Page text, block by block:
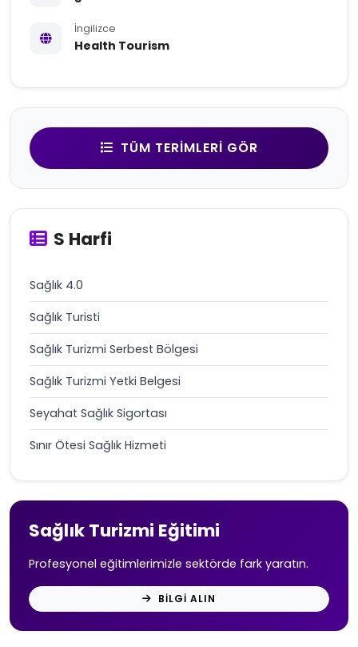
İngilizce
Health Tourism
TÜM TERIMLERI GÖR
S Harfi
Sağlık 4.0
Sağlık Turisti
Sağlık Turizmi Serbest Bölgesi
Sağlık Turizmi Yetki Belgesi
Seyahat Sağlık Sigortası
Sınır Ötesi Sağlık Hizmeti
Sağlık Turizmi Eğitimi
Profesyonel eğitimlerimizle sektörde fark yaratın.
BILGI ALIN